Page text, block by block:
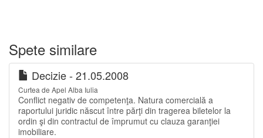
Spete similare
Decizie - 21.05.2008
Curtea de Apel Alba Iulia
Conflict negativ de competenţa. Natura comercială a
raportului juridic născut între părţi din tragerea biletelor la
ordin şi din contractul de împrumut cu clauza garanţiei
imobiliare.